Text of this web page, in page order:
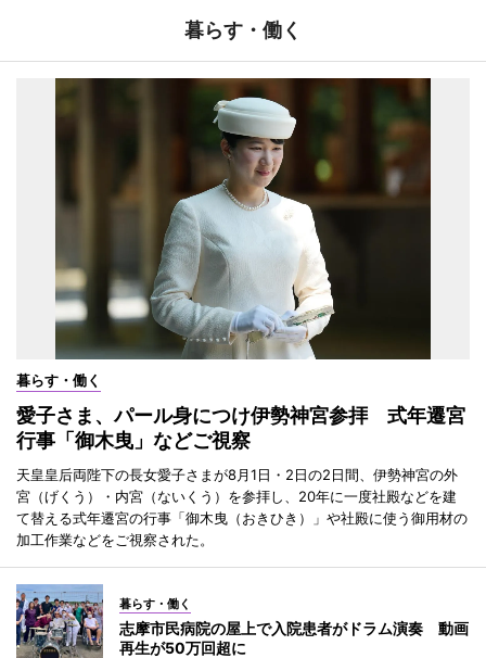
暮らす・働く
暮らす・働く
愛子さま、パール身につけ伊勢神宮参拝 式年遷宮
行事「御木曳」などご視察
天皇皇后両陛下の長女愛子さまが8月1日・2日の2日間、伊勢神宮の外
宮（げくう）・内宮（ないくう）を参拝し、20年に一度社殿などを建
て替える式年遷宮の行事「御木曳（おきひき）」や社殿に使う御用材の
加工作業などをご視察された。
暮らす・働く
志摩市民病院の屋上で入院患者がドラム演奏 動画
再生が50万回超に